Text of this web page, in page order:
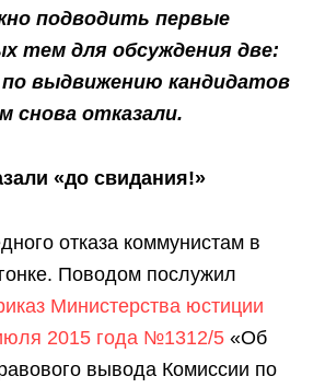
подводить первые
тем для обсуждения две:
выдвижению кандидатов
снова отказали.
«до свидания!»
отказа коммунистам в
Поводом послужил
Министерства юстиции
2015 года №1312/5 «Об
вывода Комиссии по